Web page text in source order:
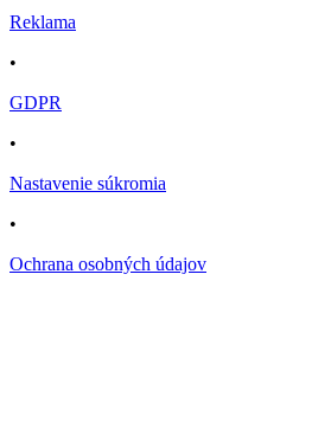
Reklama
•
GDPR
•
Nastavenie súkromia
•
Ochrana osobných údajov